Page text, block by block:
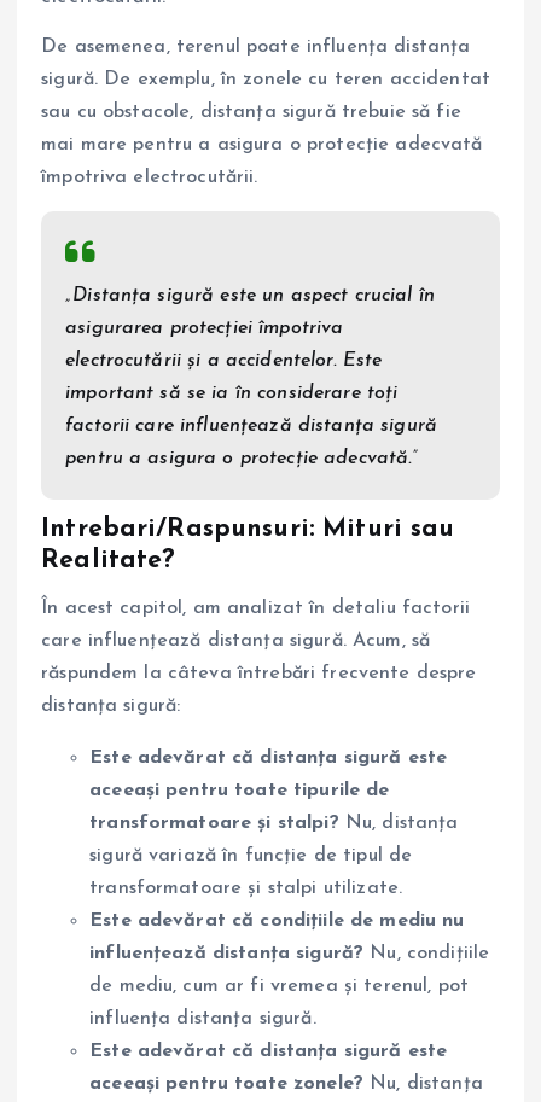
De asemenea, terenul poate influența distanța
sigură. De exemplu, în zonele cu teren accidentat
sau cu obstacole, distanța sigură trebuie să fie
mai mare pentru a asigura o protecție adecvată
împotriva electrocutării.
„Distanța sigură este un aspect crucial în
asigurarea protecției împotriva
electrocutării și a accidentelor. Este
important să se ia în considerare toți
factorii care influențează distanța sigură
pentru a asigura o protecție adecvată.”
Intrebari/Raspunsuri: Mituri sau
Realitate?
În acest capitol, am analizat în detaliu factorii
care influențează distanța sigură. Acum, să
răspundem la câteva întrebări frecvente despre
distanța sigură:
Este adevărat că distanța sigură este
aceeași pentru toate tipurile de
transformatoare și stalpi? Nu, distanța
sigură variază în funcție de tipul de
transformatoare și stalpi utilizate.
Este adevărat că condițiile de mediu nu
influențează distanța sigură? Nu, condițiile
de mediu, cum ar fi vremea și terenul, pot
influența distanța sigură.
Este adevărat că distanța sigură este
aceeași pentru toate zonele? Nu, distanța